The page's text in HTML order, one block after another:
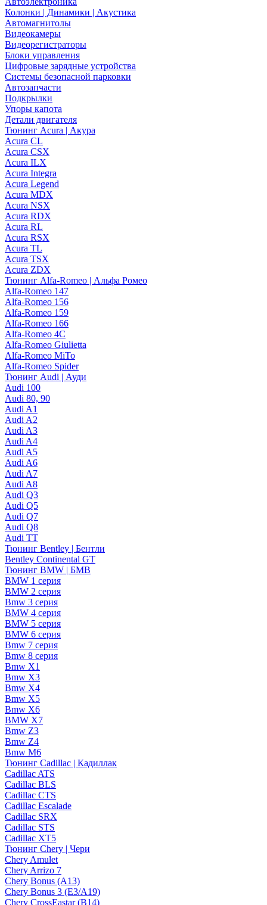
Колонки | Динамики | Акустика
Автомагнитолы
Видеокамеры
Видеорегистраторы
Блоки управления
Цифровые зарядные устройства
Системы безопасной парковки
Автозапчасти
Подкрылки
Упоры капота
Детали двигателя
Тюнинг Acura | Акура
Acura CL
Acura CSX
Acura ILX
Acura Integra
Acura Legend
Acura MDX
Acura NSX
Acura RDX
Acura RL
Acura RSX
Acura TL
Acura TSX
Acura ZDX
Тюнинг Alfa-Romeo | Альфа Ромео
Alfa-Romeo 147
Alfa-Romeo 156
Alfa-Romeo 159
Alfa-Romeo 166
Alfa-Romeo 4C
Alfa-Romeo Giulietta
Alfa-Romeo MiTo
Alfa-Romeo Spider
Тюнинг Audi | Ауди
Audi 100
Audi 80, 90
Audi A1
Audi A2
Audi A3
Audi A4
Audi A5
Audi A6
Audi A7
Audi A8
Audi Q3
Audi Q5
Audi Q7
Audi Q8
Audi TT
Тюнинг Bentley | Бентли
Bentley Continental GT
Тюнинг BMW | БМВ
BMW 1 серия
BMW 2 серия
Bmw 3 серия
BMW 4 серия
BMW 5 серия
BMW 6 серия
Bmw 7 серия
Bmw 8 серия
Bmw X1
Bmw X3
Bmw X4
Bmw X5
Bmw X6
BMW X7
Bmw Z3
Bmw Z4
Bmw М6
Тюнинг Cadillac | Кадиллак
Cadillac ATS
Cadillac BLS
Cadillac CTS
Cadillac Escalade
Cadillac SRX
Cadillac STS
Cadillac XT5
Тюнинг Chery | Чери
Chery Amulet
Chery Arrizo 7
Chery Bonus (A13)
Chery Bonus 3 (E3/A19)
Chery CrossEastar (B14)